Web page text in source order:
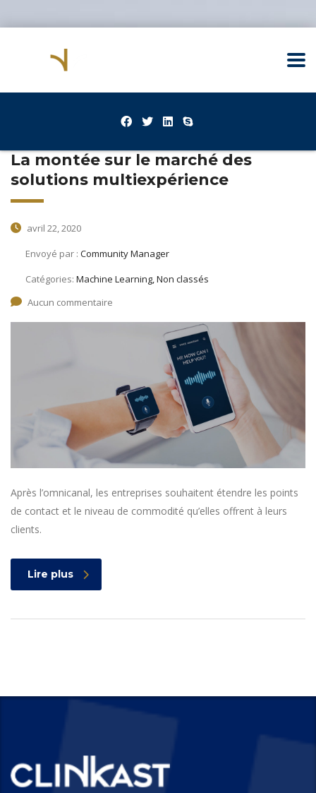
La montée sur le marché des
solutions multiexpérience
avril 22, 2020
Envoyé par : Community Manager
Catégories: Machine Learning, Non classés
Aucun commentaire
Après l’omnicanal, les entreprises souhaitent étendre les points
de contact et le niveau de commodité qu’elles offrent à leurs
clients.
Lire plus